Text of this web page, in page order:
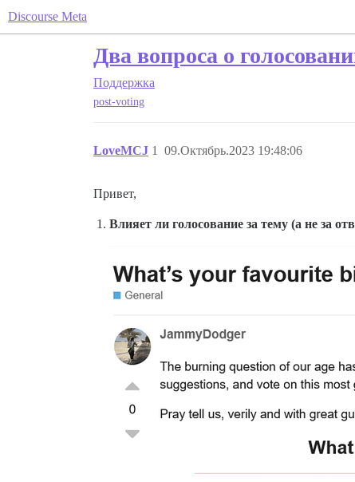
Discourse Meta
Два вопроса о
Поддержка
post-voting
LoveMCJ 09.Октябрь.2023 19:48:06
1
Привет,
Влияет ли голосование за тему (а не за